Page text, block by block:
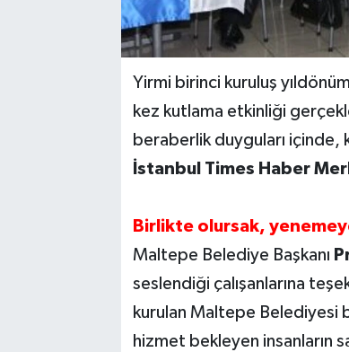
Yirmi birinci kuruluş
kez kutlama etkinliği
beraberlik duyguları içinde,
İstanbul Times Haber
Birlikte olursak,
Maltepe Belediye Başkanı
seslendiği çalışanlarına
kurulan Maltepe Belediyesi
hizmet bekleyen insanların